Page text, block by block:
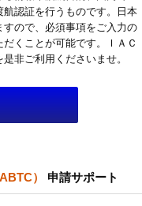
認証を行うものです。日本
ので、必須事項をご入力の
くことが可能です。ＩＡＣ
非ご利用くださいませ。
） 申請サポート